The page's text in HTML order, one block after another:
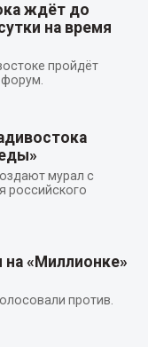
ждёт до
на время
пройдёт
мурал с
российского
«Миллионке»
против.